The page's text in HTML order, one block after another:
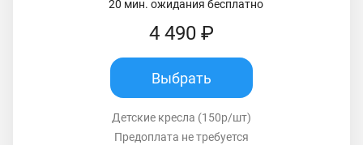
20 мин. ожидания бесплатно
4 490 ₽
Выбрать
Детские кресла (150р/шт)
Предоплата не требуется